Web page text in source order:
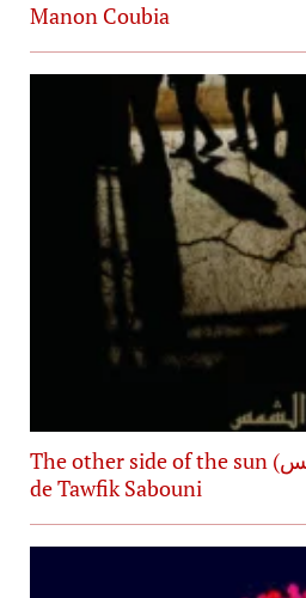
Manon Coubia
The other side of the sun (الجانب الآخر من الشمس)
de Tawfik Sabouni